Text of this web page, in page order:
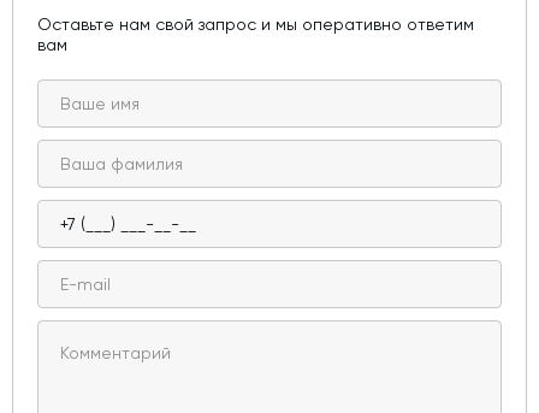
Оставьте нам свой запрос и мы оперативно ответим
вам